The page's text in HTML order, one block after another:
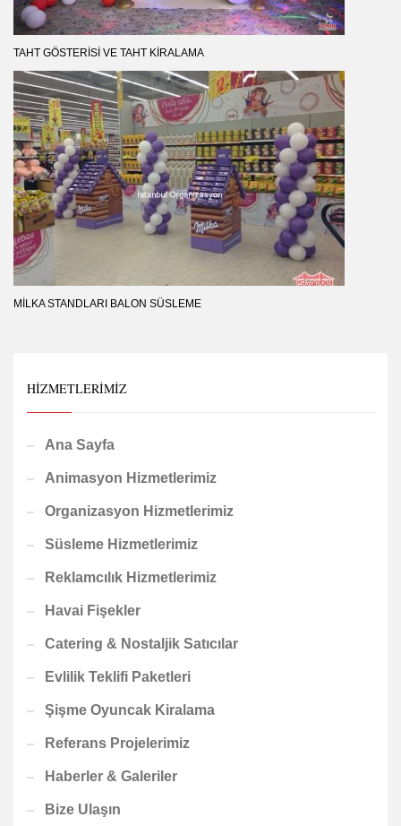
TAHT GÖSTERISI VE TAHT KIRALAMA
MILKA STANDLARI BALON SÜSLEME
HIZMETLERIMIZ
Ana Sayfa
Animasyon Hizmetlerimiz
Organizasyon Hizmetlerimiz
Süsleme Hizmetlerimiz
Reklamcılık Hizmetlerimiz
Havai Fişekler
Catering & Nostaljik Satıcılar
Evlilik Teklifi Paketleri
Şişme Oyuncak Kiralama
Referans Projelerimiz
Haberler & Galeriler
Bize Ulaşın